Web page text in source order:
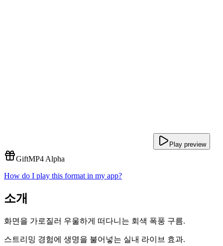
Play preview
GiftMP4 Alpha
How do I play this format in my app?
소개
화면을 가로질러 우울하게 떠다니는 회색 폭풍 구름.
스트리밍 경험에 생명을 불어넣는 실내 라이브 효과.